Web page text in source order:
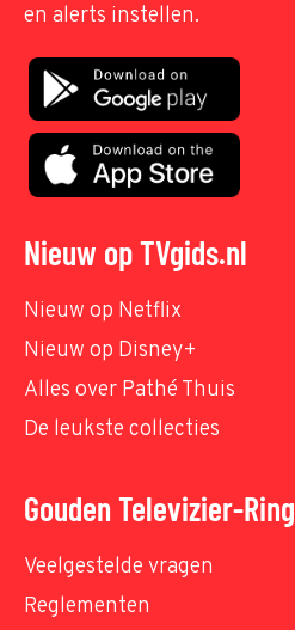
en alerts instellen.
Nieuw op TVgids.nl
Nieuw op Netflix
Nieuw op Disney+
Alles over Pathé Thuis
De leukste collecties
Gouden Televizier-Ring
Veelgestelde vragen
Reglementen